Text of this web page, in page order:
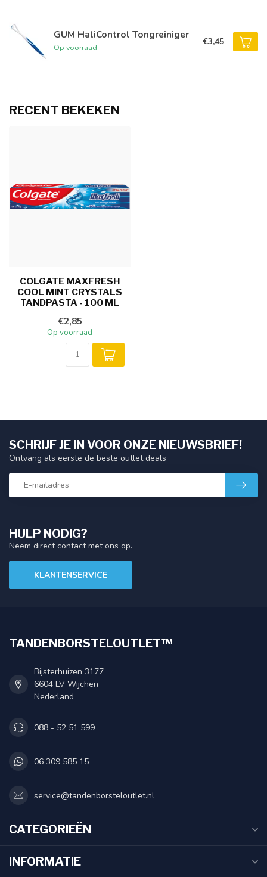
GUM HaliControl Tongreiniger
Op voorraad
€3,45
RECENT BEKEKEN
COLGATE MAXFRESH
COOL MINT CRYSTALS
TANDPASTA - 100 ML
€2,85
Op voorraad
HULP NODIG?
Neem direct contact met ons op.
KLANTENSERVICE
SCHRIJF JE IN VOOR ONZE NIEUWSBRIEF!
Ontvang als eerste de beste outlet deals
TANDENBORSTELOUTLET™
Bijsterhuizen 3177
6604 LV Wijchen
Nederland
088 - 52 51 599
06 309 585 15
service@tandenborsteloutlet.nl
CATEGORIEËN
INFORMATIE